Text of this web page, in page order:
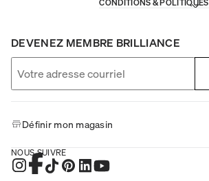
CONDITIONS & POLITIQUES
DEVENEZ MEMBRE BRILLIANCE
Définir mon magasin
NOUS SUIVRE